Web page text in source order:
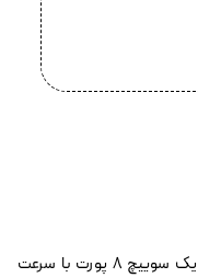
سوییچ 8 پورت POE سیسکو SF110D-08HP یک سوییچ 8 پورت با سرعت